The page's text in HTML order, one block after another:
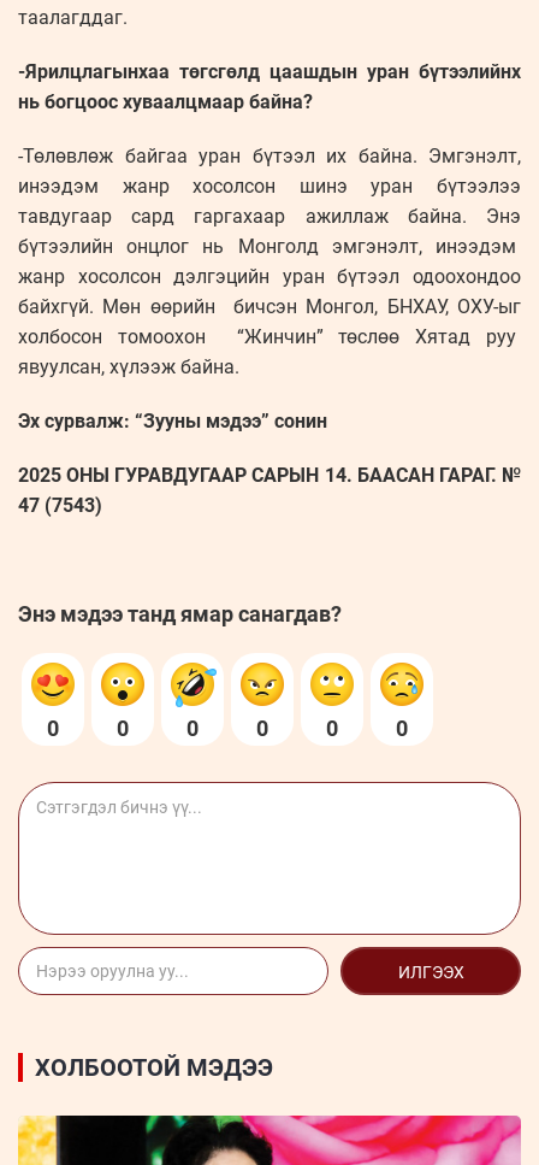
таалагддаг.
-Ярилцлагынхаа төгсгөлд цаашдын уран бүтээлийнх
нь богцоос хуваалцмаар байна?
-Төлөвлөж байгаа уран бүтээл их байна. Эмгэнэлт,
инээдэм жанр хосолсон шинэ уран бүтээлээ
тавдугаар сард гаргахаар ажиллаж байна. Энэ
бүтээлийн онцлог нь Монголд эмгэнэлт, инээдэм
жанр хосолсон дэлгэцийн уран бүтээл одоохондоо
байхгүй. Мөн өөрийн бичсэн Монгол, БНХАУ, ОХУ-ыг
холбосон томоохон “Жинчин” төслөө Хятад руу
явуулсан, хүлээж байна.
Эх сурвалж: “Зууны мэдээ” сонин
2025 ОНЫ ГУРАВДУГААР САРЫН 14. БААСАН ГАРАГ. №
47 (7543)
Энэ мэдээ танд ямар санагдав?
0 0 0 0 0 0
ИЛГЭЭХ
ХОЛБООТОЙ МЭДЭЭ